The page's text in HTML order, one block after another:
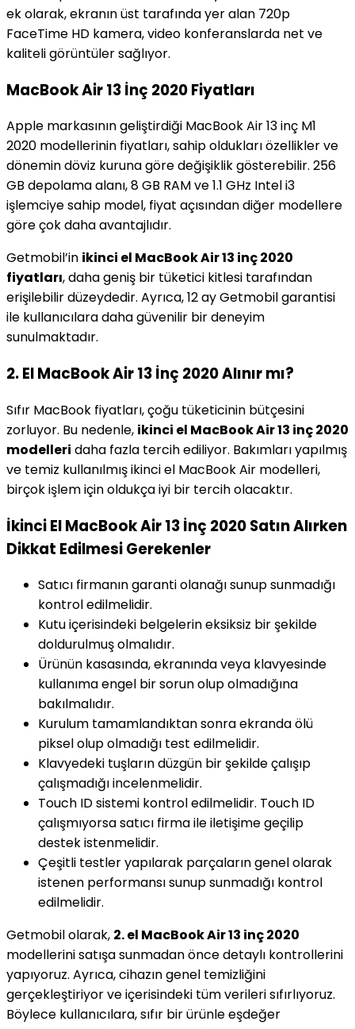
ek olarak, ekranın üst tarafında yer alan 720p
FaceTime HD kamera, video konferanslarda net ve
kaliteli görüntüler sağlıyor.
MacBook Air 13 İnç 2020 Fiyatları
Apple markasının geliştirdiği MacBook Air 13 inç M1
2020 modellerinin fiyatları, sahip oldukları özellikler ve
dönemin döviz kuruna göre değişiklik gösterebilir. 256
GB depolama alanı, 8 GB RAM ve 1.1 GHz Intel i3
işlemciye sahip model, fiyat açısından diğer modellere
göre çok daha avantajlıdır.
Getmobil’in ikinci el MacBook Air 13 inç 2020
fiyatları, daha geniş bir tüketici kitlesi tarafından
erişilebilir düzeydedir. Ayrıca, 12 ay Getmobil garantisi
ile kullanıcılara daha güvenilir bir deneyim
sunulmaktadır.
2. El MacBook Air 13 İnç 2020 Alınır mı?
Sıfır MacBook fiyatları, çoğu tüketicinin bütçesini
zorluyor. Bu nedenle, ikinci el MacBook Air 13 inç 2020
modelleri daha fazla tercih ediliyor. Bakımları yapılmış
ve temiz kullanılmış ikinci el MacBook Air modelleri,
birçok işlem için oldukça iyi bir tercih olacaktır.
İkinci El MacBook Air 13 İnç 2020 Satın Alırken
Dikkat Edilmesi Gerekenler
Satıcı firmanın garanti olanağı sunup sunmadığı
kontrol edilmelidir.
Kutu içerisindeki belgelerin eksiksiz bir şekilde
doldurulmuş olmalıdır.
Ürünün kasasında, ekranında veya klavyesinde
kullanıma engel bir sorun olup olmadığına
bakılmalıdır.
Kurulum tamamlandıktan sonra ekranda ölü
piksel olup olmadığı test edilmelidir.
Klavyedeki tuşların düzgün bir şekilde çalışıp
çalışmadığı incelenmelidir.
Touch ID sistemi kontrol edilmelidir. Touch ID
çalışmıyorsa satıcı firma ile iletişime geçilip
destek istenmelidir.
Çeşitli testler yapılarak parçaların genel olarak
istenen performansı sunup sunmadığı kontrol
edilmelidir.
Getmobil olarak, 2. el MacBook Air 13 inç 2020
modellerini satışa sunmadan önce detaylı kontrollerini
yapıyoruz. Ayrıca, cihazın genel temizliğini
gerçekleştiriyor ve içerisindeki tüm verileri sıfırlıyoruz.
Böylece kullanıcılara, sıfır bir ürünle eşdeğer